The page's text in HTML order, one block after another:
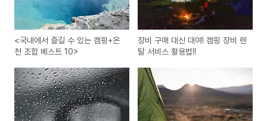
<국내에서 즐길 수 있는 캠핑+온
천 조합 베스트 10>
장비 구매 대신 대여! 캠핑 장비 렌
탈 서비스 활용법!!